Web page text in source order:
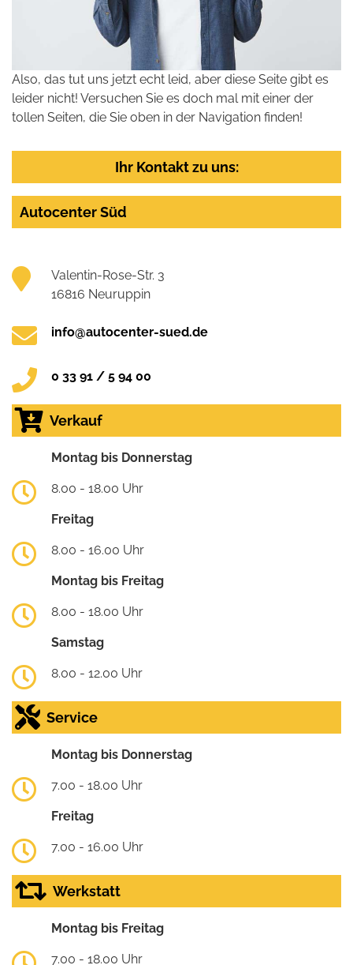
Also, das tut uns jetzt echt leid, aber diese Seite gibt es
leider nicht! Versuchen Sie es doch mal mit einer der
tollen Seiten, die Sie oben in der Navigation finden!
Ihr Kontakt zu uns:
Autocenter Süd
Valentin-Rose-Str. 3
16816 Neuruppin
info@autocenter-sued.de
0 33 91 / 5 94 00
Verkauf
Montag bis Donnerstag
8.00 - 18.00 Uhr
Freitag
8.00 - 16.00 Uhr
Montag bis Freitag
8.00 - 18.00 Uhr
Samstag
8.00 - 12.00 Uhr
Service
Montag bis Donnerstag
7.00 - 18.00 Uhr
Freitag
7.00 - 16.00 Uhr
Werkstatt
Montag bis Freitag
7.00 - 18.00 Uhr